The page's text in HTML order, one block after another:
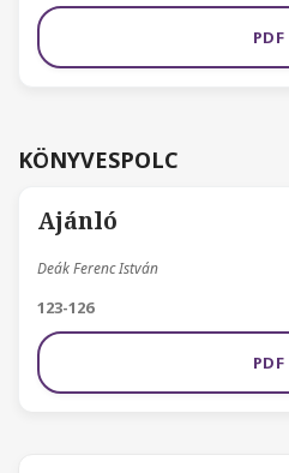
PDF
KÖNYVESPOLC
Ajánló
Deák Ferenc István
123-126
PDF